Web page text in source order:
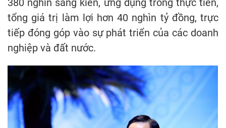
tổng giá trị làm lợi hơn 40 nghìn tỷ đồng, trực
tiếp đóng góp vào sự phát triển của các doanh
nghiệp và đất nước.